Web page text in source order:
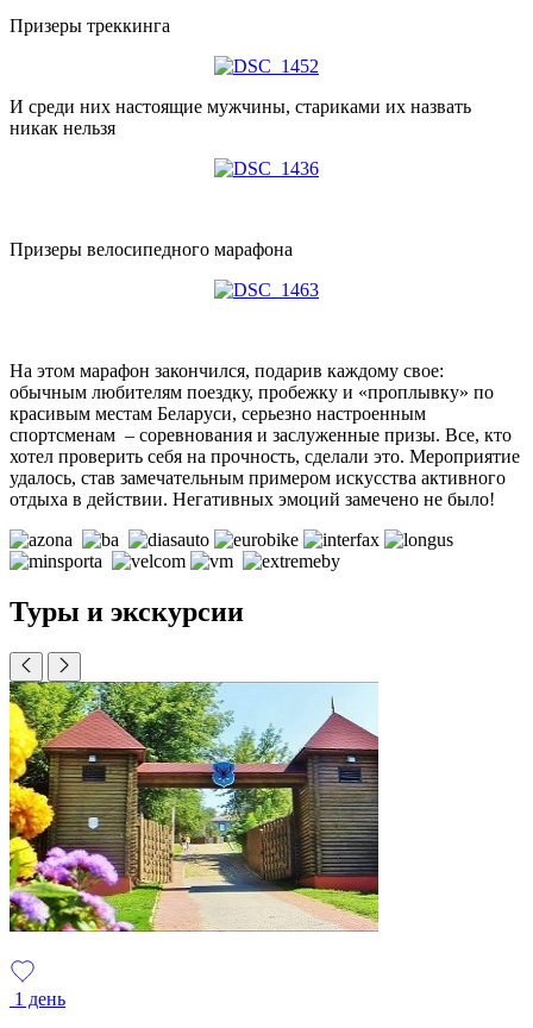
Призеры треккинга
И среди них настоящие мужчины, стариками их назвать
никак нельзя
Призеры велосипедного марафона
На этом марафон закончился, подарив каждому свое:
обычным любителям поездку, пробежку и «проплывку» по
красивым местам Беларуси, серьезно настроенным
спортсменам – соревнования и заслуженные призы. Все, кто
хотел проверить себя на прочность, сделали это. Мероприятие
удалось, став замечательным примером искусства активного
отдыха в действии. Негативных эмоций замечено не было!
Туры и экскурсии
1 день